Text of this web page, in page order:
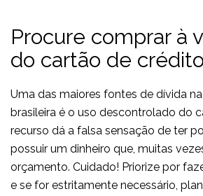
Procure comprar à
do cartão de
Uma das maiores fontes de dívida
brasileira é o uso descontrolado do
recurso dá a falsa sensação de ter
possuir um dinheiro que, muitas
orçamento. Cuidado! Priorize por
e se for estritamente necessário,